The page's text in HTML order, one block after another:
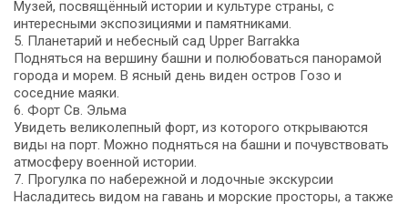
Музей, посвящённый истории и культуре страны, с
интересными экспозициями и памятниками.
5. Планетарий и небесный сад Upper Barrakka
Подняться на вершину башни и полюбоваться панорамой
города и морем. В ясный день виден остров Гозо и
соседние маяки.
6. Форт Св. Эльма
Увидеть великолепный форт, из которого открываются
виды на порт. Можно подняться на башни и почувствовать
атмосферу военной истории.
7. Прогулка по набережной и лодочные экскурсии
Насладитесь видом на гавань и морские просторы, а также